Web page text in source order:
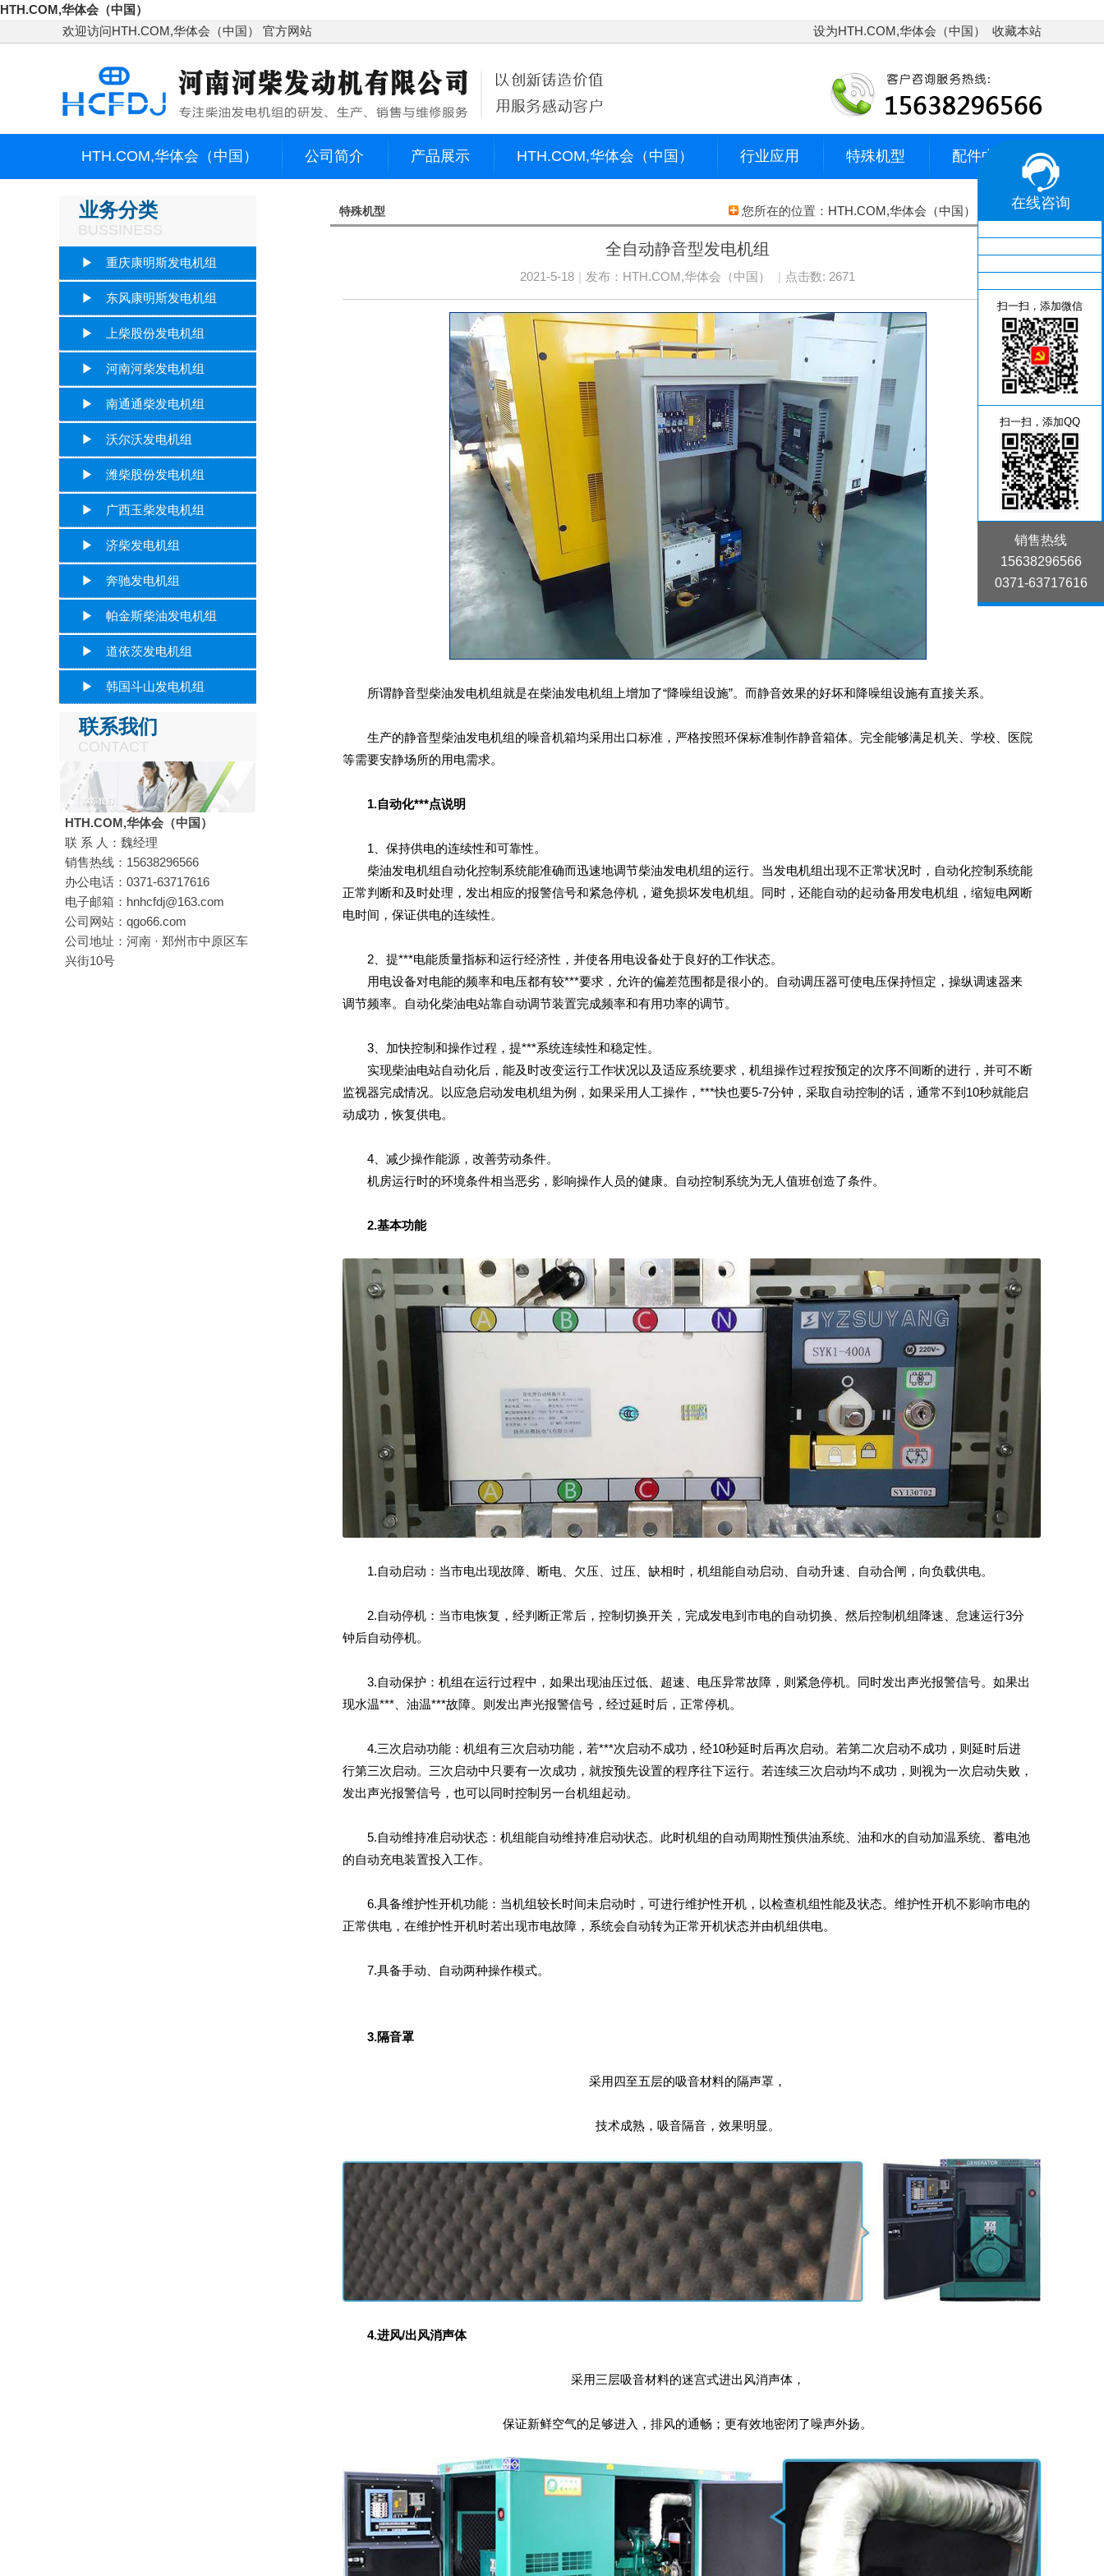
HTH.COM,华体会（中国）
欢迎访问HTH.COM,华体会（中国） 官方网站
设为HTH.COM,华体会（中国） 收藏本站
HTH.COM,华体会（中国） 公司简介 产品展示 HTH.COM,华体会（中国） 行业应用 特殊机型 配件中心
客户服务
特殊机型 您所在的位置： HTH.COM,华体会（中国） 特殊机型
全自动静音型发电机组
2021-5-18 | 发布： HTH.COM,华体会（中国） | 点击数: 2671
所谓静音型柴油发电机组就是在柴油发电机组上增加了“降噪组设施”。而静音效果的好坏和降噪组设施有直接关系。
生产的静音型柴油发电机组的噪音机箱均采用出口标准，严格按照环保标准制作静音箱体。完全能够满足机关、学校、医院
等需要安静场所的用电需求。
1.自动化***点说明
1、保持供电的连续性和可靠性。
柴油发电机组自动化控制系统能准确而迅速地调节柴油发电机组的运行。当发电机组出现不正常状况时，自动化控制系统能
正常判断和及时处理，发出相应的报警信号和紧急停机，避免损坏发电机组。同时，还能自动的起动备用发电机组，缩短电网断
电时间，保证供电的连续性。
2、提***电能质量指标和运行经济性，并使各用电设备处于良好的工作状态。
用电设备对电能的频率和电压都有较***要求，允许的偏差范围都是很小的。自动调压器可使电压保持恒定，操纵调速器来
调节频率。自动化柴油电站靠自动调节装置完成频率和有用功率的调节。
3、加快控制和操作过程，提***系统连续性和稳定性。
实现柴油电站自动化后，能及时改变运行工作状况以及适应系统要求，机组操作过程按预定的次序不间断的进行，并可不断
监视器完成情况。以应急启动发电机组为例，如果采用人工操作，***快也要5-7分钟，采取自动控制的话，通常不到10秒就能启
动成功，恢复供电。
4、减少操作能源，改善劳动条件。
机房运行时的环境条件相当恶劣，影响操作人员的健康。自动控制系统为无人值班创造了条件。
2.基本功能
1.自动启动：当市电出现故障、断电、欠压、过压、缺相时，机组能自动启动、自动升速、自动合闸，向负载供电。
2.自动停机：当市电恢复，经判断正常后，控制切换开关，完成发电到市电的自动切换、然后控制机组降速、怠速运行3分
钟后自动停机。
3.自动保护：机组在运行过程中，如果出现油压过低、超速、电压异常故障，则紧急停机。同时发出声光报警信号。如果出
现水温***、油温***故障。则发出声光报警信号，经过延时后，正常停机。
4.三次启动功能：机组有三次启动功能，若***次启动不成功，经10秒延时后再次启动。若第二次启动不成功，则延时后进
行第三次启动。三次启动中只要有一次成功，就按预先设置的程序往下运行。若连续三次启动均不成功，则视为一次启动失败，
发出声光报警信号，也可以同时控制另一台机组起动。
5.自动维持准启动状态：机组能自动维持准启动状态。此时机组的自动周期性预供油系统、油和水的自动加温系统、蓄电池
的自动充电装置投入工作。
6.具备维护性开机功能：当机组较长时间未启动时，可进行维护性开机，以检查机组性能及状态。维护性开机不影响市电的
正常供电，在维护性开机时若出现市电故障，系统会自动转为正常开机状态并由机组供电。
7.具备手动、自动两种操作模式。
3.隔音罩
采用四至五层的吸音材料的隔声罩，
技术成熟，吸音隔音，效果明显。
4.进风/出风消声体
采用三层吸音材料的迷宫式进出风消声体，
保证新鲜空气的足够进入，排风的通畅；更有效地密闭了噪声外扬。
业务分类
BUSSINESS
▶ 重庆康明斯发电机组
▶ 东风康明斯发电机组
▶ 上柴股份发电机组
▶ 河南河柴发电机组
▶ 南通通柴发电机组
▶ 沃尔沃发电机组
▶ 潍柴股份发电机组
▶ 广西玉柴发电机组
▶ 济柴发电机组
▶ 奔驰发电机组
▶ 帕金斯柴油发电机组
▶ 道依茨发电机组
▶ 韩国斗山发电机组
联系我们
CONTACT
HTH.COM,华体会（中国）
联 系 人：魏经理
销售热线：15638296566
办公电话：0371-63717616
电子邮箱：hnhcfdj@163.com
公司网站：qgo66.com
公司地址：河南 · 郑州市中原区车
兴街10号
在线咨询
扫一扫，添加微信
扫一扫，添加QQ
销售热线
15638296566
0371-63717616